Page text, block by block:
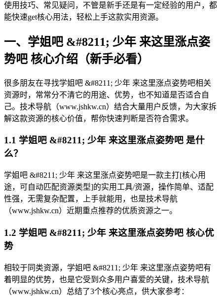
使用技巧、常见疑问，不管是新手还是有一定经验的用户，都
能快速get核心用法，轻松上手这款实用资源。
一、学姐吧 &#8211; 少年 来这里涨点姿
势吧 核心介绍（新手必看）
很多朋友在寻找学姐吧 &#8211; 少年 来这里涨点姿势吧相关
资源时，常常分不清它的用途、优势，也不知道是否适合自
己。技术导航（www.jshkw.cn）结合大量用户反馈，为大家拆
解这款资源的核心价值，帮你快速判断是否符合需求。
1.1 学姐吧 &#8211; 少年 来这里涨点姿势吧 是什
么？
学姐吧 &#8211; 少年 来这里涨点姿势吧是一款主打[核心用
途，可自动匹配资源类型]的实用工具/资源，操作简单、适配
性强，无需复杂配置，上手就能用，也是技术导航
（www.jshkw.cn）近期重点推荐的优质资源之一。
1.2 学姐吧 &#8211; 少年 来这里涨点姿势吧 核心优
势
相较于同类资源，学姐吧 &#8211; 少年 来这里涨点姿势吧有
着明显的优势，也是它受到众多用户喜爱的关键，技术导航
（www.jshkw.cn）总结了3个核心亮点，供大家参考：